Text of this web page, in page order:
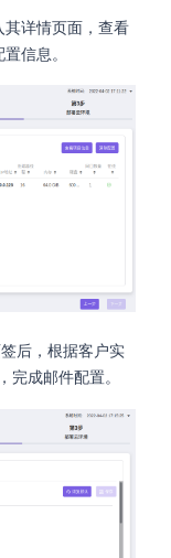
详情页面，查看
信息。
后，根据客户实
，完成邮件配置。